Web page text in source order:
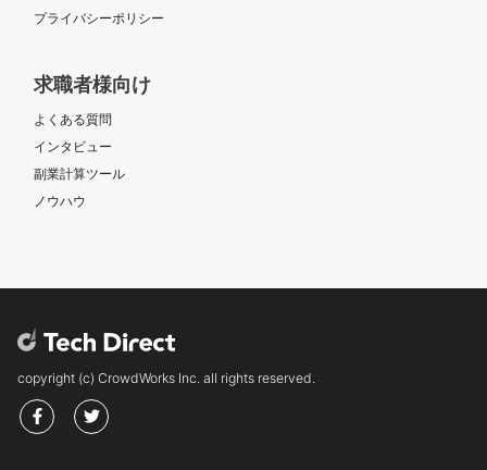
プライバシーポリシー
求職者様向け
よくある質問
インタビュー
副業計算ツール
ノウハウ
copyright (c) CrowdWorks Inc. all rights reserved.